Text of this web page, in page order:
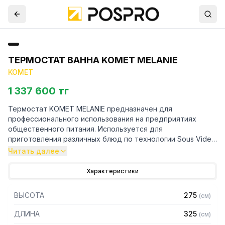
ТЕРМОСТАТ ВАННА KOMET MELANIE
KOMET
1 337 600 тг
Термостат KOMET MELANIE предназначен для
профессионального использования на предприятиях
общественного питания. Используется для
приготовления различных блюд по технологии Sous Vide.
Благодаря вакуумной упаковке и низкой температуре
сохраняют витамины и питательные вещества.
– Корпус и крышка из высококачественной нержавеющей
стали
Читать далее
Характеристики
ВЫСОТА 275 (см)
ДЛИНА 325 (см)